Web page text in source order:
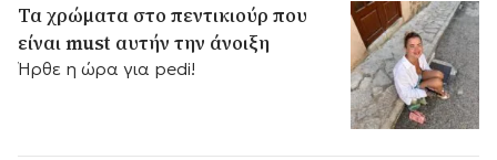
Τα χρώματα στο πεντικιούρ που
είναι must αυτήν την άνοιξη
Ήρθε η ώρα για pedi!